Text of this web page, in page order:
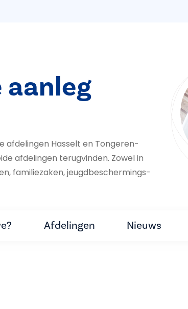
afdelingen Hasselt en Tongeren-
afdelingen terugvinden. Zowel in
fa­mi­liezaken, jeugd­be­scher­mings­
Afdelingen Nieuws